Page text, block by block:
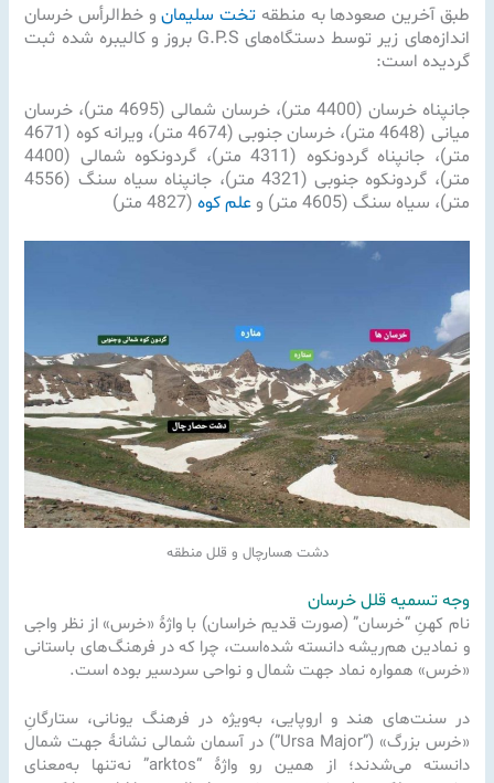
طبق آخرین صعودها به منطقه تخت سلیمانو خط‌الرأس خرسان
اندازه‌های زیر توسط دستگاه‌های G.P.S بروز و کالیبره شده ثبت
گردیده است:
جانپناه خرسان (4400 متر)، خرسان شمالی (4695 متر)، خرسان
میانی (4648 متر)، خرسان جنوبی (4674 متر)، ویرانه کوه (4671
متر)، جانپناه گردونکوه (4311 متر)، گردونکوه شمالی (4400
متر)، گردونکوه جنوبی (4321 متر)، جانپناه سیاه سنگ (4556
متر)، سیاه سنگ (4605 متر) و
علم کوه (4827 متر)
دشت هسارچال و قلل منطقه
وجه تسمیه قلل خرسان
نام کهنِ “خرسان” (صورت قدیم خراسان) با واژهٔ «خرس» از نظر واجی
و نمادین هم‌ریشه دانسته شده‌است، چرا که در فرهنگ‌های باستانی
«خرس» همواره نماد جهت شمال و نواحی سردسیر بوده است.
در سنت‌های هند و اروپایی، به‌ویژه در فرهنگ یونانی، ستارگانِ
«خرس بزرگ» (”Ursa Major”) در آسمان شمالی نشانهٔ جهت شمال
دانسته می‌شدند؛ از همین رو واژهٔ “arktos” نه‌تنها به‌معنای